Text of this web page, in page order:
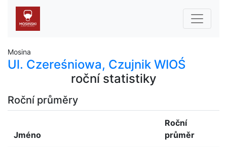
Mosina
Ul. Czereśniowa, Czujnik WIOŚ
roční statistiky
Roční průměry
Jméno
Roční
průměr